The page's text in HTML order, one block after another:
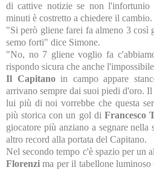
di cattive notizie se non
minuti è costretto a chiedere il cambio.
"Si però gliene farei fa almeno 3 così
semo forti" dice Simone.
"No, no 7 gliene voglio fa
rispondo sicura che anche
Il Capitanoin campo appare
arrivano sempre dai suoi piedi d'oro.
lui più di noi vorrebbe che questa
più storica con un gol di Francesco
giocatore più anziano a segnare
altro record alla portata del Capitano.
Nel secondo tempo c'è spazio per un
Florenzi ma per il tabellone